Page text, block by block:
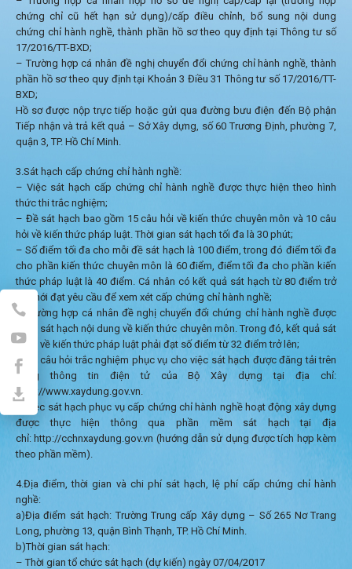
chứng chỉ cũ hết hạn sử dụng)/cấp điều chỉnh, bổ sung nội dung
chứng chỉ hành nghề, thành phần hồ sơ theo quy định tại Thông tư số
17/2016/TT-BXD;
– Trường hợp cá nhân đề nghị chuyển đổi chứng chỉ hành nghề, thành
phần hồ sơ theo quy định tại Khoản 3 Điều 31 Thông tư số 17/2016/TT-
BXD;
Hồ sơ được nộp trực tiếp hoặc gửi qua đường bưu điện đến Bộ phận
Tiếp nhận và trả kết quả – Sở Xây dựng, số 60 Trương Định, phường 7,
quận 3, TP. Hồ Chí Minh.
3.Sát hạch cấp chứng chỉ hành nghề:
– Việc sát hạch cấp chứng chỉ hành nghề được thực hiện theo hình
thức thi trắc nghiệm;
– Đề sát hạch bao gồm 15 câu hỏi về kiến thức chuyên môn và 10 câu
hỏi về kiến thức pháp luật. Thời gian sát hạch tối đa là 30 phút;
– Số điểm tối đa cho mỗi đề sát hạch là 100 điểm, trong đó điểm tối đa
cho phần kiến thức chuyên môn là 60 điểm, điểm tối đa cho phần kiến
thức pháp luật là 40 điểm. Cá nhân có kết quả sát hạch từ 80 điểm trở
lên mới đạt yêu cầu để xem xét cấp chứng chỉ hành nghề;
– Trường hợp cá nhân đề nghị chuyển đổi chứng chỉ hành nghề được
miễn sát hạch nội dung về kiến thức chuyên môn. Trong đó, kết quả sát
hạch về kiến thức pháp luật phải đạt số điểm từ 32 điểm trở lên;
– Bộ câu hỏi trắc nghiệm phục vụ cho việc sát hạch được đăng tải trên
trang thông tin điện tử của Bộ Xây dựng tại địa chỉ:
http://www.xaydung.gov.vn.
– Việc sát hạch phục vụ cấp chứng chỉ hành nghề hoạt động xây dựng
được thực hiện thông qua phần mềm sát hạch tại địa
chỉ: http://cchnxaydung.gov.vn (hướng dẫn sử dụng được tích hợp kèm
theo phần mềm).
4.Địa điểm, thời gian và chi phí sát hạch, lệ phí cấp chứng chỉ hành
nghề:
a)Địa điểm sát hạch: Trường Trung cấp Xây dựng – Số 265 Nơ Trang
Long, phường 13, quận Bình Thạnh, TP. Hồ Chí Minh.
b)Thời gian sát hạch:
– Thời gian tổ chức sát hạch (dự kiến) ngày 07/04/2017